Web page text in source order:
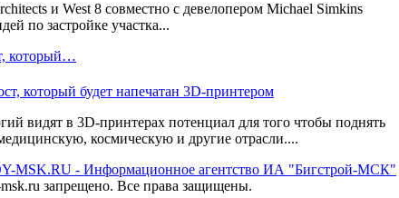
и West 8 совместно с девелопером Michael Simkins
по застройке участка...
который…
видят в 3D-принтерах потенциал для того чтобы поднять
космическую и другие отрасли....
MSK.RU - Информационное агентство ИА "Бигстрой-МСК"
запрещено. Все права защищены.